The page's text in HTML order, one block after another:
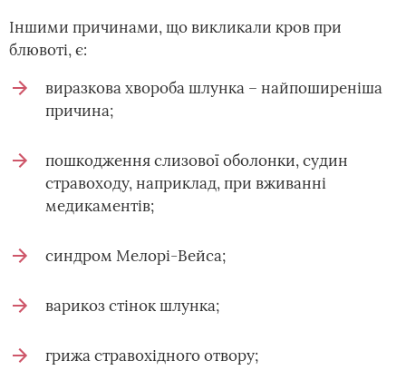
Іншими причинами, що викликали кров при
блювоті, є:
виразкова хвороба шлунка – найпоширеніша
причина;
пошкодження слизової оболонки, судин
стравоходу, наприклад, при вживанні
медикаментів;
синдром Мелорі-Вейса;
варикоз стінок шлунка;
грижа стравохідного отвору;